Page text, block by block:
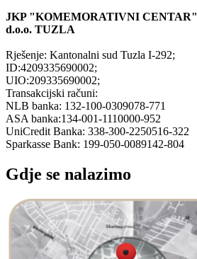
JKP "KOMEMORATIVNI CENTAR"
d.o.o. TUZLA
Rješenje: Kantonalni sud Tuzla I-292;
ID:4209335690002;
UIO:209335690002;
Transakcijski računi:
NLB banka: 132-100-0309078-771
ASA banka:134-001-1110000-952
UniCredit Banka: 338-300-2250516-322
Sparkasse Bank: 199-050-0089142-804
Gdje se nalazimo